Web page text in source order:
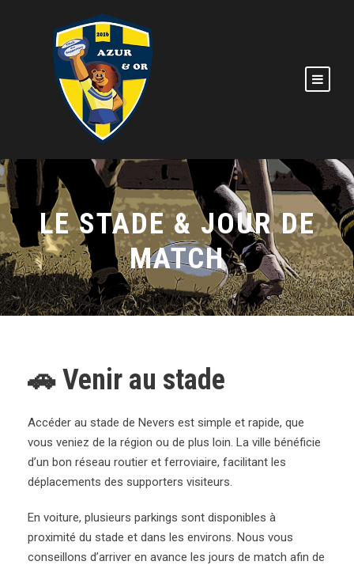
LE STADE & JOUR DE
MATCH
🚗 Venir au stade
Accéder au stade de Nevers est simple et rapide, que
vous veniez de la région ou de plus loin. La ville bénéficie
d’un bon réseau routier et ferroviaire, facilitant les
déplacements des supporters visiteurs.
En voiture, plusieurs parkings sont disponibles à
proximité du stade et dans les environs. Nous vous
conseillons d’arriver en avance les jours de match afin de